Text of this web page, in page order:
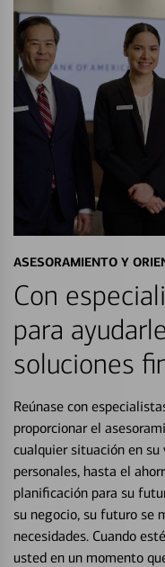
ASESORAMIENTO Y
Con
para
soluciones
Reúnase con
proporcionar el
cualquier situación en su
personales, hasta el
planificación para su
su negocio, su futuro se
necesidades. Cuando
usted en un momento